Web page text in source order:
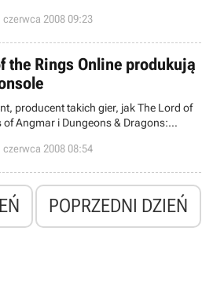
przez amerykańską organizację
i analizą amerykańskiego rynku
czerwca 2008 09:23
the Rings Online produkują
producent takich gier, jak The Lord of
Angmar i Dungeons & Dragons:
że zamierza wyprodukować MMO
konsol.
czerwca 2008 08:54
POPRZEDNI DZIEŃ